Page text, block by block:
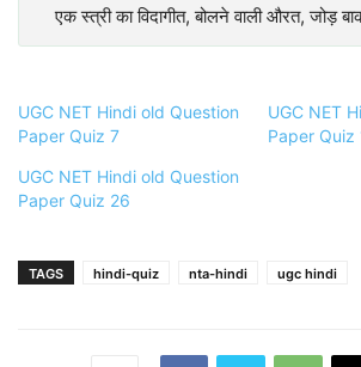
एक स्त्री का विदागीत, बोलने वाली औरत, जोड़
UGC NET Hindi old Question
Paper Quiz 7
UGC NET
Paper Quiz
UGC NET Hindi old Question
Paper Quiz 26
TAGS hindi-quiz nta-hindi ugc hindi